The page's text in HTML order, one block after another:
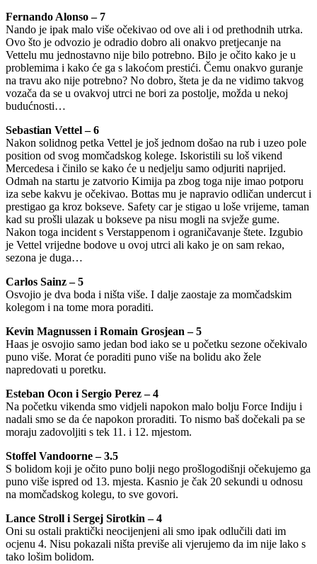
Fernando Alonso – 7
Nando je ipak malo više očekivao od ove ali i od prethodnih utrka.
Ovo što je odvozio je odradio dobro ali onakvo pretjecanje na
Vettelu mu jednostavno nije bilo potrebno. Bilo je očito kako je u
problemima i kako će ga s lakoćom prestići. Čemu onakvo guranje
na travu ako nije potrebno? No dobro, šteta je da ne vidimo takvog
vozača da se u ovakvoj utrci ne bori za postolje, možda u nekoj
budućnosti…
Sebastian Vettel – 6
Nakon solidnog petka Vettel je još jednom došao na rub i uzeo pole
position od svog momčadskog kolege. Iskoristili su loš vikend
Mercedesa i činilo se kako će u nedjelju samo odjuriti naprijed.
Odmah na startu je zatvorio Kimija pa zbog toga nije imao potporu
iza sebe kakvu je očekivao. Bottas mu je napravio odličan undercut i
prestigao ga kroz bokseve. Safety car je stigao u loše vrijeme, taman
kad su prošli ulazak u bokseve pa nisu mogli na svježe gume.
Nakon toga incident s Verstappenom i ograničavanje štete. Izgubio
je Vettel vrijedne bodove u ovoj utrci ali kako je on sam rekao,
sezona je duga…
Carlos Sainz – 5
Osvojio je dva boda i ništa više. I dalje zaostaje za momčadskim
kolegom i na tome mora poraditi.
Kevin Magnussen i Romain Grosjean – 5
Haas je osvojio samo jedan bod iako se u početku sezone očekivalo
puno više. Morat će poraditi puno više na bolidu ako žele
napredovati u poretku.
Esteban Ocon i Sergio Perez – 4
Na početku vikenda smo vidjeli napokon malo bolju Force Indiju i
nadali smo se da će napokon proraditi. To nismo baš dočekali pa se
moraju zadovoljiti s tek 11. i 12. mjestom.
Stoffel Vandoorne – 3.5
S bolidom koji je očito puno bolji nego prošlogodišnji očekujemo ga
puno više ispred od 13. mjesta. Kasnio je čak 20 sekundi u odnosu
na momčadskog kolegu, to sve govori.
Lance Stroll i Sergej Sirotkin – 4
Oni su ostali praktički neocijenjeni ali smo ipak odlučili dati im
ocjenu 4. Nisu pokazali ništa previše ali vjerujemo da im nije lako s
tako lošim bolidom.